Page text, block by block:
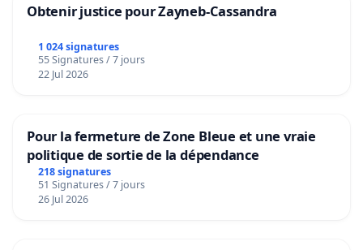
Obtenir justice pour Zayneb-Cassandra
1 024 signatures
55 Signatures / 7 jours
22 Jul 2026
Pour la fermeture de Zone Bleue et une vraie
politique de sortie de la dépendance
218 signatures
51 Signatures / 7 jours
26 Jul 2026